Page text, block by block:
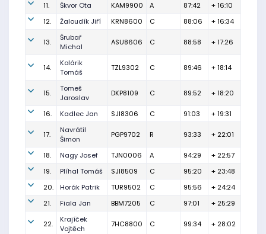
11. Škvor Ota KAM9900 A 87:42
+ 16:10
12.
Žaloudík Jiří KRN8600 C 88:06 + 16:34
13.
Šrubař
Michal
ASU8606 C 88:58 + 17:26
14.
Kolárik
Tomáš
TZL9302 C 89:46 + 18:14
15.
Tomeš
Jaroslav
DKP8109 C 89:52 + 18:20
16. Kadlec Jan SJI8306 C 91:03 + 19:31
17.
Navrátil
Šimon
PGP9702 R 93:33 + 22:01
18. Nagy Josef TJN0006 A 94:29
+ 22:57
19.
Plíhal Tomáš SJI8509 C 95:20
+ 23:48
20.
Horák Patrik TUR9502 C 95:56
+ 24:24
21.
Fiala Jan BBM7205 C 97:01 + 25:29
22.
Krajíček
Vojtěch
7HC8800 C 99:34 + 28:02